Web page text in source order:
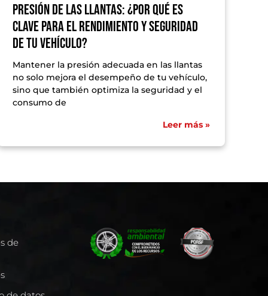
Presión de las llantas: ¿Por qué es
clave para el rendimiento y seguridad
de tu vehículo?
Mantener la presión adecuada en las llantas
no solo mejora el desempeño de tu vehículo,
sino que también optimiza la seguridad y el
consumo de
Leer más »
de